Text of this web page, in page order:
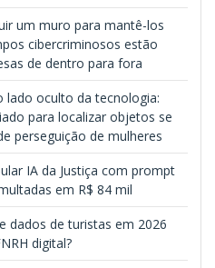
um muro para mantê-los
cibercriminosos estão
de dentro para fora
lado oculto da tecnologia:
para localizar objetos se
perseguição de mulheres
IA da Justiça com prompt
em R$ 84 mil
dados de turistas em 2026
digital?